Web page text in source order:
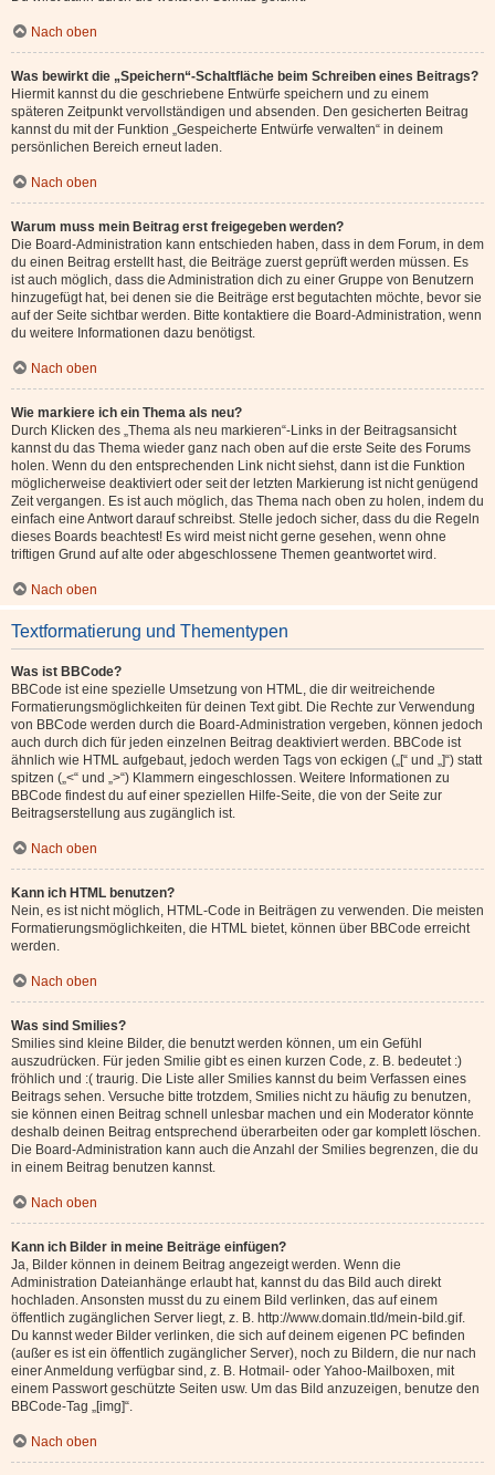
Nach oben
Was bewirkt die „Speichern“-Schaltfläche beim Schreiben eines Beitrags?
Hiermit kannst du die geschriebene Entwürfe speichern und zu einem
späteren Zeitpunkt vervollständigen und absenden. Den gesicherten Beitrag
kannst du mit der Funktion „Gespeicherte Entwürfe verwalten“ in deinem
persönlichen Bereich erneut laden.
Nach oben
Warum muss mein Beitrag erst freigegeben werden?
Die Board-Administration kann entschieden haben, dass in dem Forum, in dem
du einen Beitrag erstellt hast, die Beiträge zuerst geprüft werden müssen. Es
ist auch möglich, dass die Administration dich zu einer Gruppe von Benutzern
hinzugefügt hat, bei denen sie die Beiträge erst begutachten möchte, bevor sie
auf der Seite sichtbar werden. Bitte kontaktiere die Board-Administration, wenn
du weitere Informationen dazu benötigst.
Nach oben
Wie markiere ich ein Thema als neu?
Durch Klicken des „Thema als neu markieren“-Links in der Beitragsansicht
kannst du das Thema wieder ganz nach oben auf die erste Seite des Forums
holen. Wenn du den entsprechenden Link nicht siehst, dann ist die Funktion
möglicherweise deaktiviert oder seit der letzten Markierung ist nicht genügend
Zeit vergangen. Es ist auch möglich, das Thema nach oben zu holen, indem du
einfach eine Antwort darauf schreibst. Stelle jedoch sicher, dass du die Regeln
dieses Boards beachtest! Es wird meist nicht gerne gesehen, wenn ohne
triftigen Grund auf alte oder abgeschlossene Themen geantwortet wird.
Nach oben
Textformatierung und Thementypen
Was ist BBCode?
BBCode ist eine spezielle Umsetzung von HTML, die dir weitreichende
Formatierungsmöglichkeiten für deinen Text gibt. Die Rechte zur Verwendung
von BBCode werden durch die Board-Administration vergeben, können jedoch
auch durch dich für jeden einzelnen Beitrag deaktiviert werden. BBCode ist
ähnlich wie HTML aufgebaut, jedoch werden Tags von eckigen („[“ und „]“) statt
spitzen („<“ und „>“) Klammern eingeschlossen. Weitere Informationen zu
BBCode findest du auf einer speziellen Hilfe-Seite, die von der Seite zur
Beitragserstellung aus zugänglich ist.
Nach oben
Kann ich HTML benutzen?
Nein, es ist nicht möglich, HTML-Code in Beiträgen zu verwenden. Die meisten
Formatierungsmöglichkeiten, die HTML bietet, können über BBCode erreicht
werden.
Nach oben
Was sind Smilies?
Smilies sind kleine Bilder, die benutzt werden können, um ein Gefühl
auszudrücken. Für jeden Smilie gibt es einen kurzen Code, z. B. bedeutet :)
fröhlich und :( traurig. Die Liste aller Smilies kannst du beim Verfassen eines
Beitrags sehen. Versuche bitte trotzdem, Smilies nicht zu häufig zu benutzen,
sie können einen Beitrag schnell unlesbar machen und ein Moderator könnte
deshalb deinen Beitrag entsprechend überarbeiten oder gar komplett löschen.
Die Board-Administration kann auch die Anzahl der Smilies begrenzen, die du
in einem Beitrag benutzen kannst.
Nach oben
Kann ich Bilder in meine Beiträge einfügen?
Ja, Bilder können in deinem Beitrag angezeigt werden. Wenn die
Administration Dateianhänge erlaubt hat, kannst du das Bild auch direkt
hochladen. Ansonsten musst du zu einem Bild verlinken, das auf einem
öffentlich zugänglichen Server liegt, z. B. http://www.domain.tld/mein-bild.gif.
Du kannst weder Bilder verlinken, die sich auf deinem eigenen PC befinden
(außer es ist ein öffentlich zugänglicher Server), noch zu Bildern, die nur nach
einer Anmeldung verfügbar sind, z. B. Hotmail- oder Yahoo-Mailboxen, mit
einem Passwort geschützte Seiten usw. Um das Bild anzuzeigen, benutze den
BBCode-Tag „[img]“.
Nach oben